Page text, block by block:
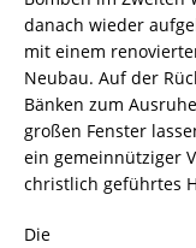
danach wieder
mit einem
Neubau. Auf der
Bänken zum
großen Fenster
ein gemeinnütziger
christlich geführtes
Die